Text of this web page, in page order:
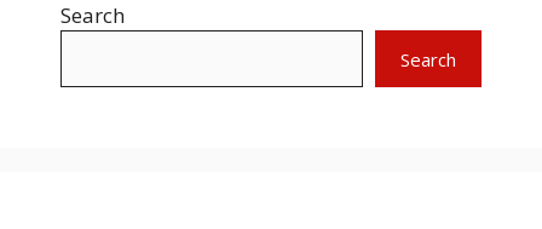
Search
Search